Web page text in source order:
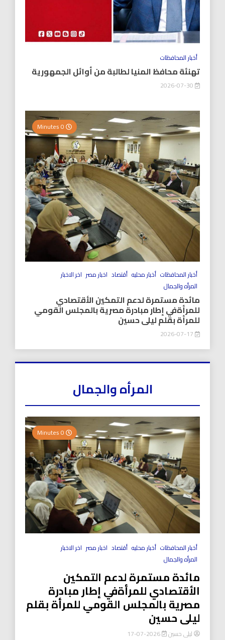
أخبار المحافظات
تهنئة محافظ المنيا لطالبة من أوائل الجمهورية
أخبار المحافظات أخبار محليه أقتصاد اخبار مصر اخر الاخبار
المرأه والجمال
مائدة مستمرة لدعم التمكين الأقتصادي
للمرأةفي إطار مبادرة مصرية بالمجلس القومي
للمرأة بقلم ليلى حسين
المرأه والجمال
أخبار المحافظات أخبار محليه أقتصاد اخبار مصر اخر الاخبار
المرأه والجمال
مائدة مستمرة لدعم التمكين
الأقتصادي للمرأةفي إطار مبادرة
مصرية بالمجلس القومي للمرأة بقلم
ليلى حسين
ليلى حسين 2026-07-17